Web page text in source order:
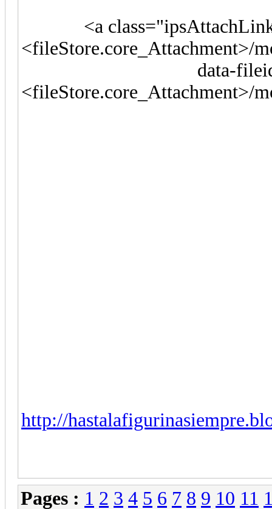
<a
<fileStore.core_Attachment>/
data-
<fileStore.core_Attachment>/
http://
Pages : 1 2 3 4 5 6 7 8 9 10 11